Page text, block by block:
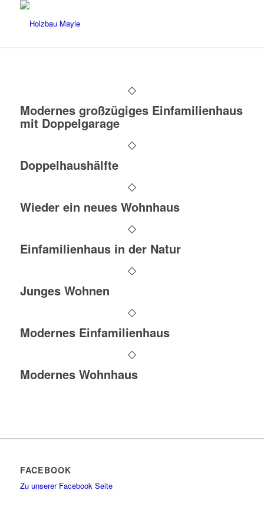
Modernes großzügiges Einfamilienhaus
mit Doppelgarage
Doppelhaushälfte
Wieder ein neues Wohnhaus
Einfamilienhaus in der Natur
Junges Wohnen
Modernes Einfamilienhaus
Modernes Wohnhaus
FACEBOOK
Zu unserer Facebook Seite